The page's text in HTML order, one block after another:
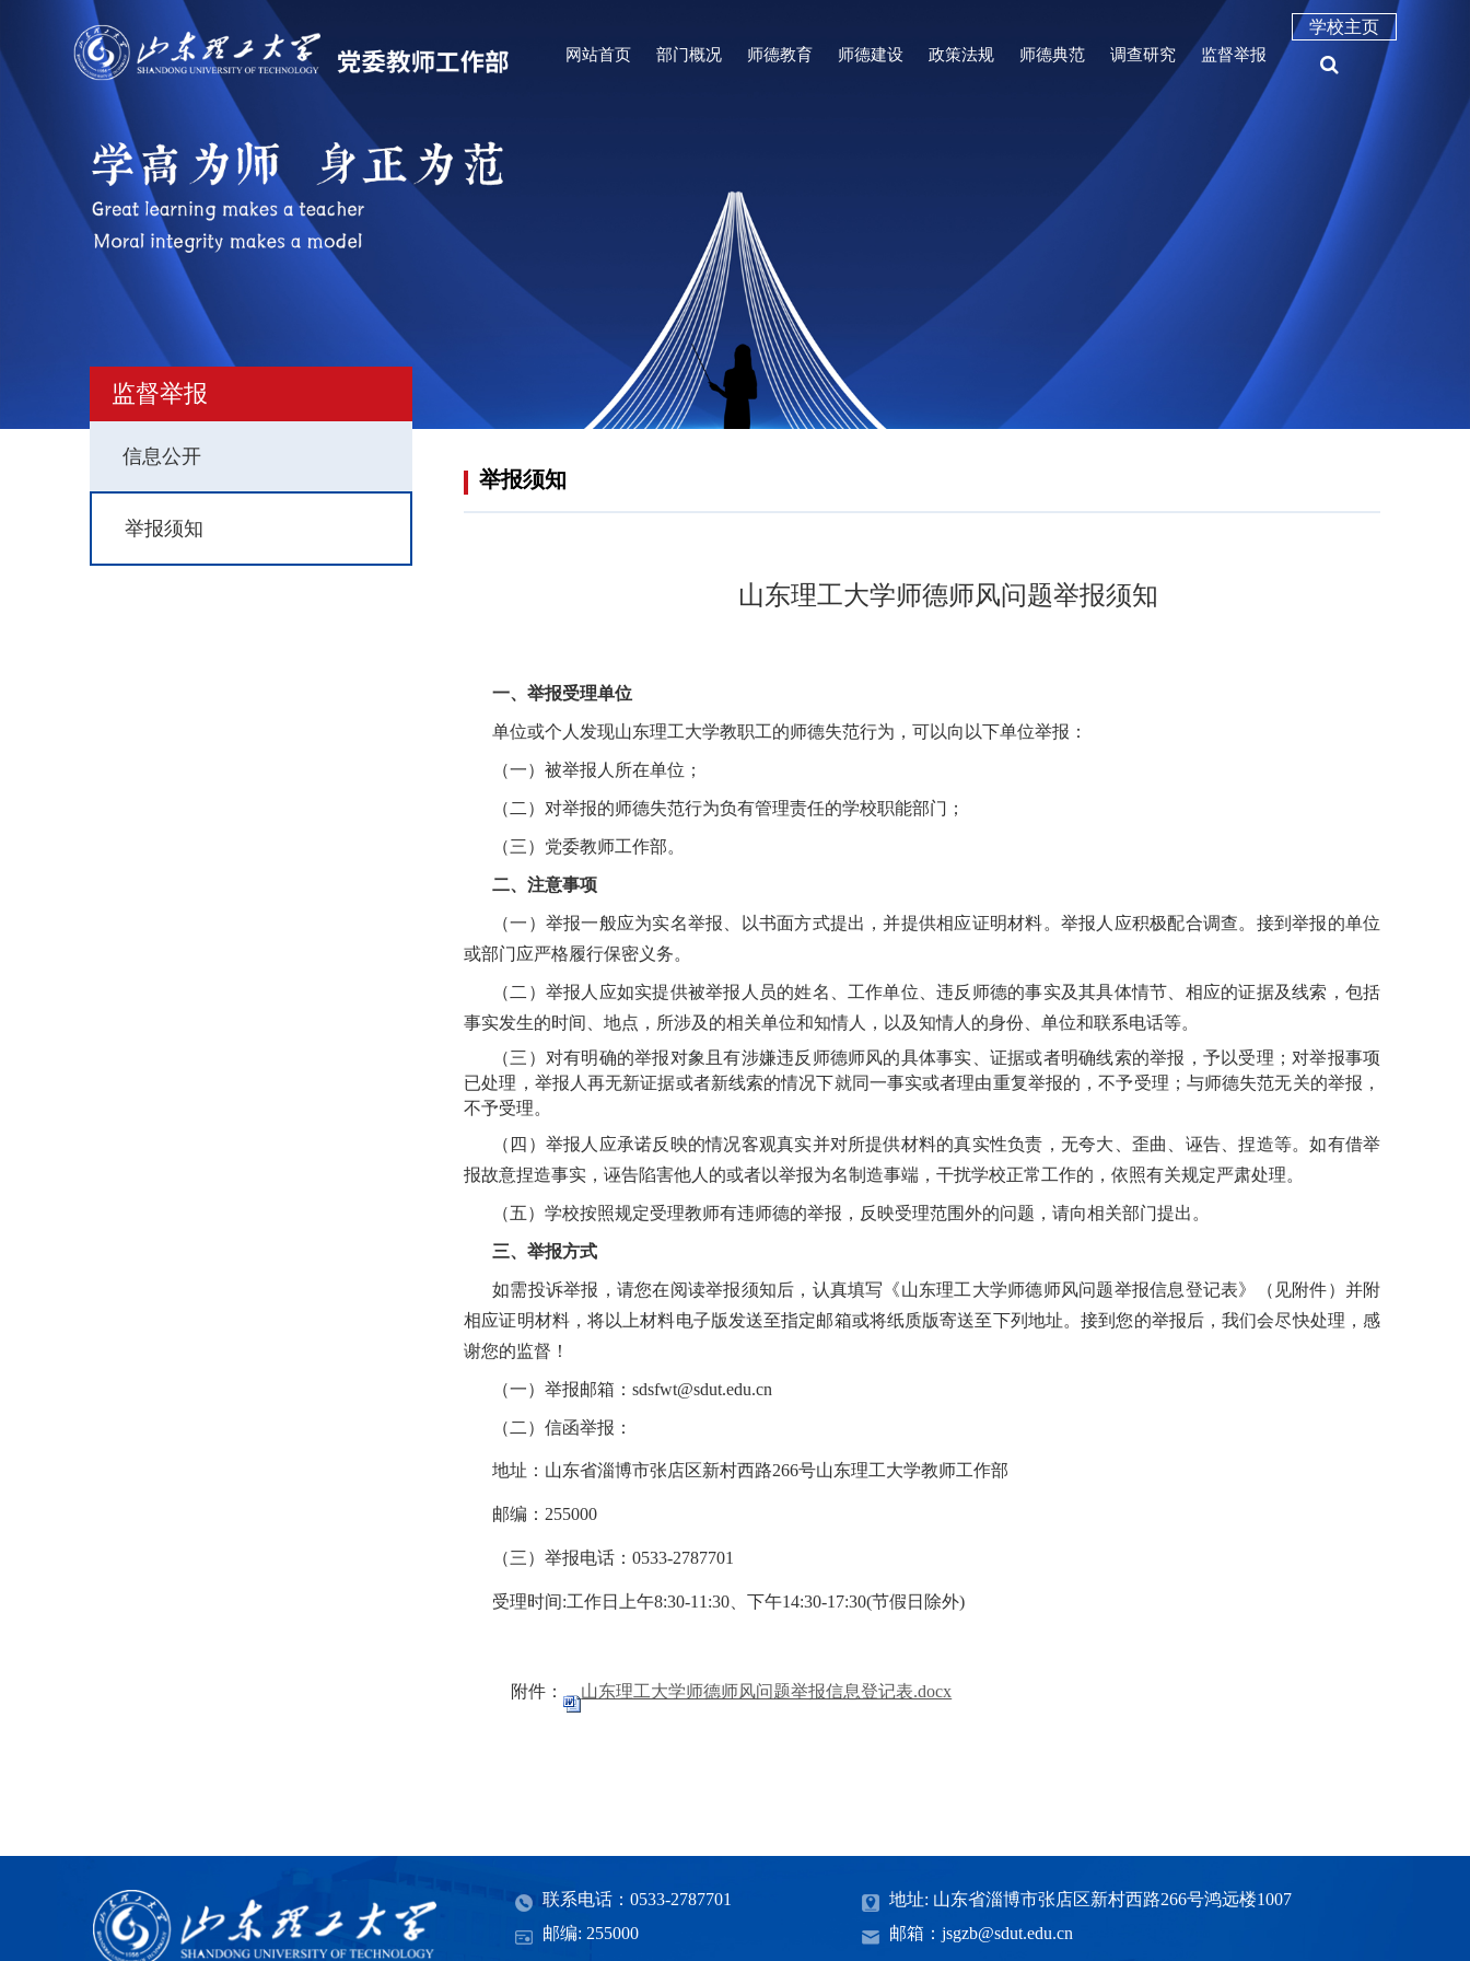
学校主页
网站首页 部门概况 师德教育 师德建设 政策法规 师德典范 调查研究 监督举报
监督举报
信息公开
举报须知
举报须知
山东理工大学师德师风问题举报须知
一、举报受理单位
单位或个人发现山东理工大学教职工的师德失范行为，可以向以下单位举报：
（一）被举报人所在单位；
（二）对举报的师德失范行为负有管理责任的学校职能部门；
（三）党委教师工作部。
二、注意事项
（一）举报一般应为实名举报、以书面方式提出，并提供相应证明材料。举报人应积极配合调查。接到举报的单位
或部门应严格履行保密义务。
（二）举报人应如实提供被举报人员的姓名、工作单位、违反师德的事实及其具体情节、相应的证据及线索，包括
事实发生的时间、地点，所涉及的相关单位和知情人，以及知情人的身份、单位和联系电话等。
（三）对有明确的举报对象且有涉嫌违反师德师风的具体事实、证据或者明确线索的举报，予以受理；对举报事项
已处理，举报人再无新证据或者新线索的情况下就同一事实或者理由重复举报的，不予受理；与师德失范无关的举报，
不予受理。
（四）举报人应承诺反映的情况客观真实并对所提供材料的真实性负责，无夸大、歪曲、诬告、捏造等。如有借举
报故意捏造事实，诬告陷害他人的或者以举报为名制造事端，干扰学校正常工作的，依照有关规定严肃处理。
（五）学校按照规定受理教师有违师德的举报，反映受理范围外的问题，请向相关部门提出。
三、举报方式
如需投诉举报，请您在阅读举报须知后，认真填写《山东理工大学师德师风问题举报信息登记表》（见附件）并附
相应证明材料，将以上材料电子版发送至指定邮箱或将纸质版寄送至下列地址。接到您的举报后，我们会尽快处理，感
谢您的监督！
（一）举报邮箱：sdsfwt@sdut.edu.cn
（二）信函举报：
地址：山东省淄博市张店区新村西路266号山东理工大学教师工作部
邮编： 255000
（三）举报电话：0533-2787701
受理时间:工作日上午8:30-11:30、下午14:30-17:30(节假日除外)
附件： 山东理工大学师德师风问题举报信息登记表.docx
联系电话：0533-2787701
地址: 山东省淄博市张店区新村西路266号鸿远楼1007
邮编: 255000
邮箱：jsgzb@sdut.edu.cn